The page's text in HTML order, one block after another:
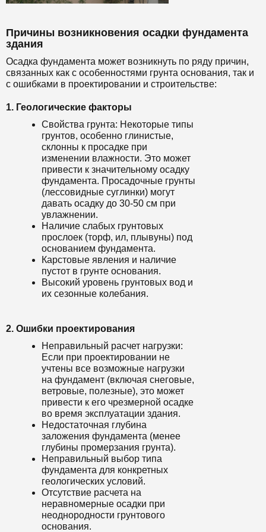
Причины возникновения осадки фундамента
здания
Осадка фундамента может возникнуть по ряду причин,
связанных как с особенностями грунта основания, так и
с ошибками в проектировании и строительстве:
1. Геологические факторы
Свойства грунта: Некоторые типы
грунтов, особенно глинистые,
склонны к просадке при
изменении влажности. Это может
привести к значительному осадку
фундамента. Просадочные грунты
(лессовидные суглинки) могут
давать осадку до 30-50 см при
увлажнении.
Наличие слабых грунтовых
прослоек (торф, ил, плывуны) под
основанием фундамента.
Карстовые явления и наличие
пустот в грунте основания.
Высокий уровень грунтовых вод и
их сезонные колебания.
2. Ошибки проектирования
Неправильный расчет нагрузки:
Если при проектировании не
учтены все возможные нагрузки
на фундамент (включая снеговые,
ветровые, полезные), это может
привести к его чрезмерной осадке
во время эксплуатации здания.
Недостаточная глубина
заложения фундамента (менее
глубины промерзания грунта).
Неправильный выбор типа
фундамента для конкретных
геологических условий.
Отсутствие расчета на
неравномерные осадки при
неоднородности грунтового
основания.